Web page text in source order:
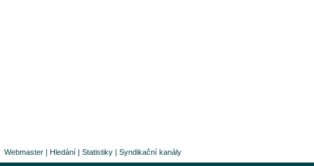
Webmaster | Hledání | Statistiky | Syndikační kanály